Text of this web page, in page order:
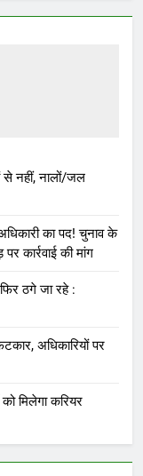
से नहीं, नालों/जल
का पद! चुनाव के
कार्रवाई की मांग
ठगे जा रहे :
अधिकारियों पर
को मिलेगा करियर